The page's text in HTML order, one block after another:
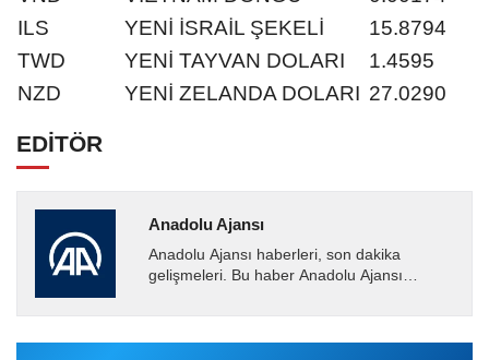
ILS
YENİ İSRAİL ŞEKELİ
15.8794
TWD
YENİ TAYVAN DOLARI
1.4595
NZD
YENİ ZELANDA DOLARI 27.0290
EDİTÖR
Anadolu Ajansı
Anadolu Ajansı haberleri, son dakika
gelişmeleri. Bu haber Anadolu Ajansı
tarafından geçilen tüm...